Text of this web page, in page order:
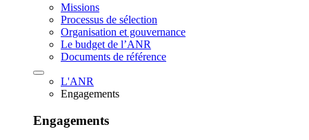
Missions
Processus de sélection
Organisation et gouvernance
Le budget de l’ANR
Documents de référence
L'ANR
Engagements
Engagements